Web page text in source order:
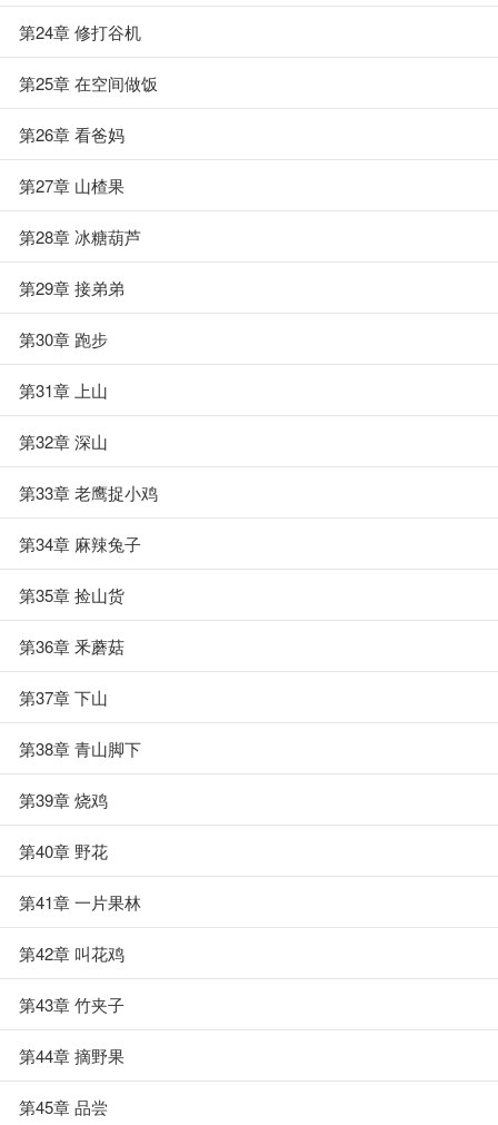
第24章 修打谷机
第25章 在空间做饭
第26章 看爸妈
第27章 山楂果
第28章 冰糖葫芦
第29章 接弟弟
第30章 跑步
第31章 上山
第32章 深山
第33章 老鹰捉小鸡
第34章 麻辣兔子
第35章 捡山货
第36章 釆蘑菇
第37章 下山
第38章 青山脚下
第39章 烧鸡
第40章 野花
第41章 一片果林
第42章 叫花鸡
第43章 竹夹子
第44章 摘野果
第45章 品尝